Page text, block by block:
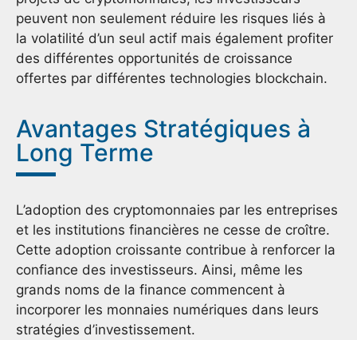
peuvent non seulement réduire les risques liés à
la volatilité d’un seul actif mais également profiter
des différentes opportunités de croissance
offertes par différentes technologies blockchain.
Avantages Stratégiques à
Long Terme
L’adoption des cryptomonnaies par les entreprises
et les institutions financières ne cesse de croître.
Cette adoption croissante contribue à renforcer la
confiance des investisseurs. Ainsi, même les
grands noms de la finance commencent à
incorporer les monnaies numériques dans leurs
stratégies d’investissement.